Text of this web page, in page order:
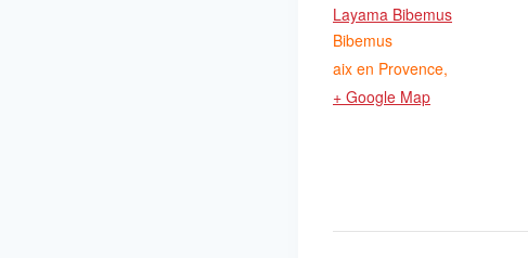
Layama Bibemus
Bibemus
aix en Provence,
+ Google Map